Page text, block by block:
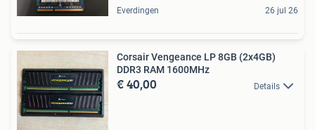
Everdingen 26 jul 26
Corsair Vengeance LP 8GB (2x4GB)
DDR3 RAM 1600MHz
€ 40,00 Details